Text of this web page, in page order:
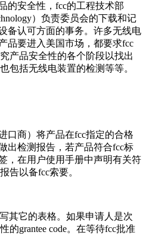
的安全性，fcc的工程技术部
）负责委员会的下载和记
备认可方面的事务。许多无线电
品要进入美国市场，都要求fcc
产品安全性的各个阶段以找出
包括无线电装置的检测等等。
商）将产品在fcc指定的合格
出检测报告，若产品符合fcc标
，在用户使用手册中声明有关符
告以备fcc索要。
它的表格。如果申请人是次
的grantee code。在等待fcc批准